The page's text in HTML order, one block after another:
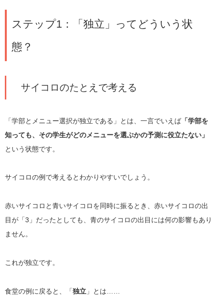
ステップ1：「独立」ってどういう状
態？
サイコロのたとえで考える
「学部とメニュー選択が独立である」とは、一言でいえば 「学部を
知っても、その学生がどのメニューを選ぶかの予測に役立たない」
という状態です。
サイコロの例で考えるとわかりやすいでしょう。
赤いサイコロと青いサイコロを同時に振るとき、赤いサイコロの出
目が「3」だったとしても、青のサイコロの出目には何の影響もあり
ません。
これが独立です。
食堂の例に戻ると、「独立 」とは……